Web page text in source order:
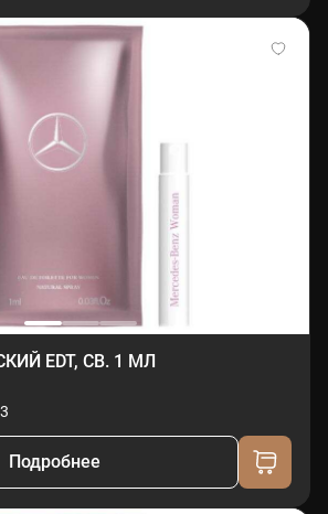
EDT, СВ. 1 МЛ
Подробнее